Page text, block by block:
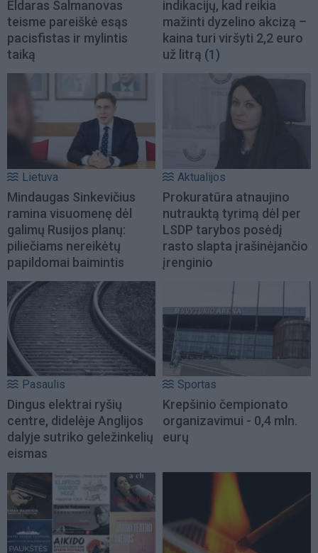
Eldaras Salmanovas
teisme pareiškė esąs
pacisfistas ir mylintis
taiką
indikacijų, kad reikia
mažinti dyzelino akcizą –
kaina turi viršyti 2,2 euro
už litrą (1)
Lietuva
Mindaugas Sinkevičius
ramina visuomenę dėl
galimų Rusijos planų:
piliečiams nereikėtų
papildomai baimintis
Aktualijos
Prokuratūra atnaujino
nutrauktą tyrimą dėl per
LSDP tarybos posėdį
rasto slapta įrašinėjančio
įrenginio
Pasaulis
Dingus elektrai ryšių
centre, didelėje Anglijos
dalyje sutriko geležinkelių
eismas
Sportas
Krepšinio čempionato
organizavimui - 0,4 mln.
eurų